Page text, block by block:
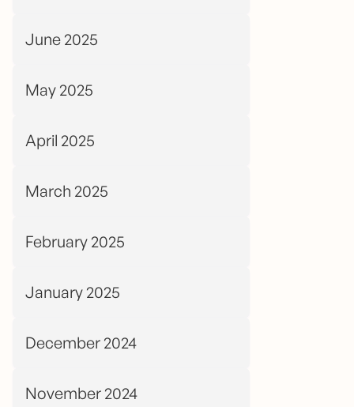
June 2025
May 2025
April 2025
March 2025
February 2025
January 2025
December 2024
November 2024